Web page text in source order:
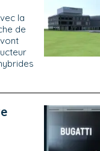
la
de